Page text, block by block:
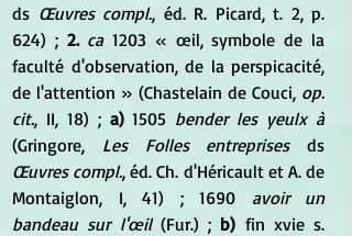
ds Œuvres compl., éd. R. Picard, t. 2, p.
624) ; 2. ca 1203 « œil, symbole de la
faculté d'observation, de la perspicacité,
de l'attention » (Chastelain de Couci, op.
cit., II, 18) ; a) 1505 bender les yeulx à
(Gringore, Les Folles entreprises
Œuvres compl., éd. Ch. d'Héricault et A. de
Montaiglon, I, 41) ; 1690 avoir un
bandeau sur l'œil (Fur.) ; b)